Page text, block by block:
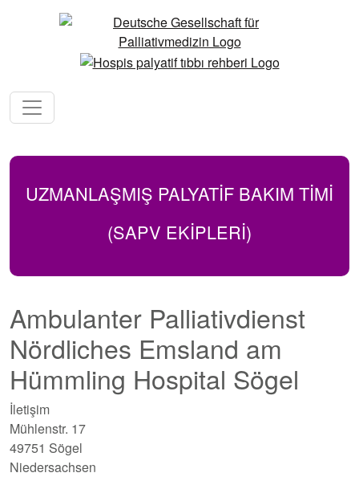
UZMANLAŞMIŞ PALYATİF BAKIM TIMI
(SAPV EKİPLERİ)
Ambulanter Palliativdienst
Nördliches Emsland am
Hümmling Hospital Sögel
İletişim
Mühlenstr. 17
49751 Sögel
Niedersachsen